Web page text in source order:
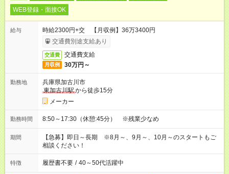
WEB登録・面接OK
給与
時給2300円+交 【月収例】36万3400円
交通費別途支給あり
交通費 交通費支給
月収例 30万円～
勤務地
兵庫県加古川市
東加古川駅から徒歩15分
メーカー
勤務時間 8:50～17:30（休憩:45分） ※残業少なめ
期間
【急募】即日～長期 ※8月～、9月～、10月～のスタートもご
相談ください！
特徴 履歴書不要 / 40～50代活躍中